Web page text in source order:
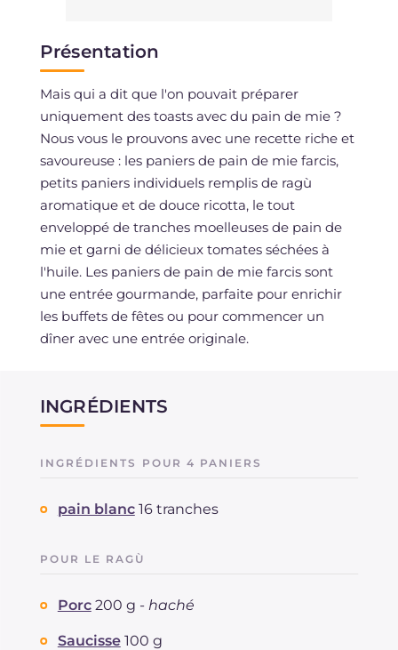
Présentation
Mais qui a dit que l'on pouvait préparer
uniquement des toasts avec du pain de mie ?
Nous vous le prouvons avec une recette riche et
savoureuse : les paniers de pain de mie farcis,
petits paniers individuels remplis de ragù
aromatique et de douce ricotta, le tout
enveloppé de tranches moelleuses de pain de
mie et garni de délicieux tomates séchées à
l'huile. Les paniers de pain de mie farcis sont
une entrée gourmande, parfaite pour enrichir
les buffets de fêtes ou pour commencer un
dîner avec une entrée originale.
INGRÉDIENTS
INGRÉDIENTS POUR 4 PANIERS
pain blanc 16 tranches
POUR LE RAGÙ
Porc 200 g - haché
Saucisse 100 g